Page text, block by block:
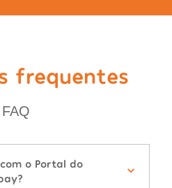
frequentes
FAQ
o Portal do